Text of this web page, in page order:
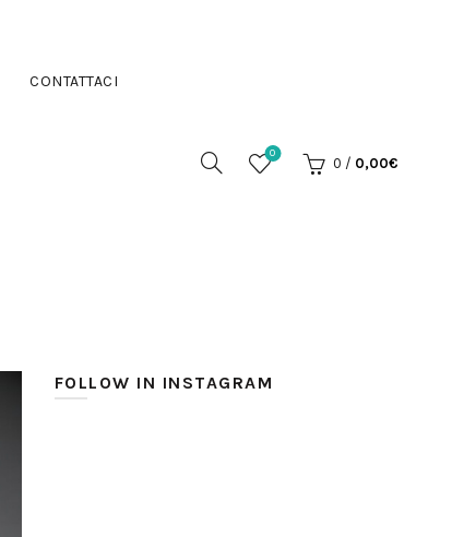
CONTATTACI
0
0 / 0,00€
FOLLOW IN INSTAGRAM